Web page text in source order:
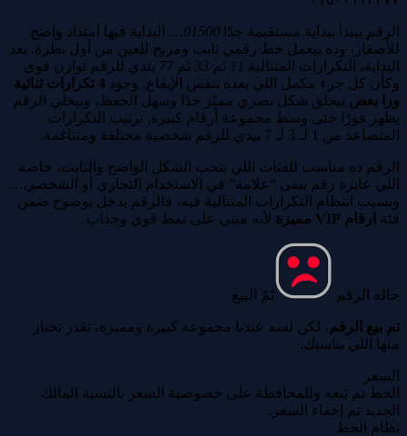
الرقم بيبدأ ببداية مستقيمة جدًا 01500… البداية فيها امتداد واضح
للأصفار، وده بيعمل خط رقمي ثابت ومريح للعين من أول نظرة. بعد
البداية، التكرارات المتتالية 11 ثم 33 ثم 77 بتدي للرقم توازن قوي
وكأن كل جزء مكمل اللي بعده بنفس الإيقاع. وجود
4 تكرارات ثنائية
ورا بعض بيخلق شكل بصري مميّز جدًا وسهل الحفظ، وبيخلي الرقم
يظهر فورًا حتى وسط مجموعة أرقام كبيرة. ترتيب التكرارات
المتصاعد من 1 لـ 3 لـ 7 بيدي للرقم شخصية مختلفة ومتناغمة.
الرقم ده مناسب للفئات اللي بتحب الشكل الواضح والثابت، خاصة
اللي عايزة رقم يبقى “علامة” في الاستخدام التجاري أو الشخصي…
وبسبب انتظام التكرارات المتتالية فيه، فالرقم يدخل بوضوح ضمن
فئة ارقام VIP مميزة لأنه مبني على نمط قوي وجذاب.
حالة الرقم تَمّ البيع
تم بيع الرقم، لكن لسه عندنا مجموعة كبيرة ومميزة، تقدر تختار
منها اللي يناسبك.
السعر
الخط تم بَيعه وللمحافظة على خصوصية السعر بالنسبة المالك
الجديد تم إخفاء السعر.
نظام الخط